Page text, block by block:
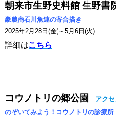
朝来市生野史料館 生野書
豪農商石川魚連の寄合描き
2025年2月28日(金)～5月6日(火)
詳細はこちら
コウノトリの郷公園
アクセ
のぞいてみよう！コウノトリの診療所